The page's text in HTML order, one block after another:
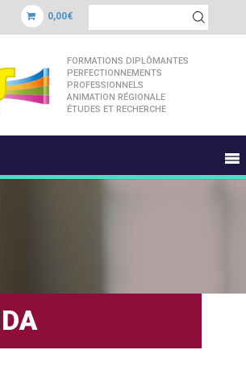
0,00€
FORMATIONS DIPLÔMANTES
PERFECTIONNEMENTS
PROFESSIONNELS
ANIMATION RÉGIONALE
ÉTUDES ET RECHERCHE